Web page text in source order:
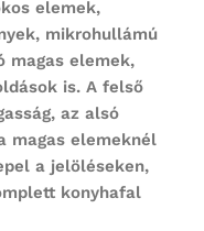
elemek,
mikrohullámú
magas elemek,
is. A felső
az alsó
magas elemeknél
a jelöléseken,
konyhafal